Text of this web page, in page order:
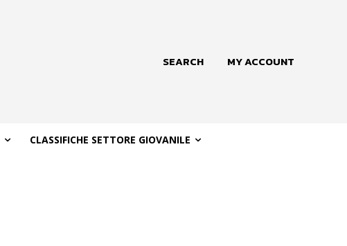
SEARCH MY ACCOUNT
CLASSIFICHE SETTORE GIOVANILE